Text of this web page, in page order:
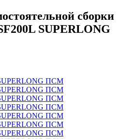
сборки
SUPERLONG